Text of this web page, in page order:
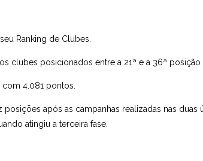
Ranking de Clubes.
clubes posicionados entre a 21ª e a 36ª posição
4.081 pontos.
após as campanhas realizadas nas duas
atingiu a terceira fase.